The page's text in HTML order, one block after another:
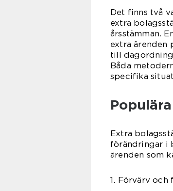
Det finns två
extra
årsstämman.
extra ärenden
till
Båda
specifika
Extra
förändringar i
ärenden som
1. Förvärv